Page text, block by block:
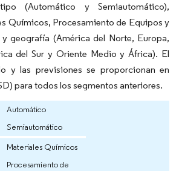
(Automático y Semiautomático),
Químicos, Procesamiento de Equipos y
geografía (América del Norte, Europa,
del Sur y Oriente Medio y África). El
y las previsiones se proporcionan en
para todos los segmentos anteriores.
Automático
Semiautomático
Materiales Químicos
Procesamiento de